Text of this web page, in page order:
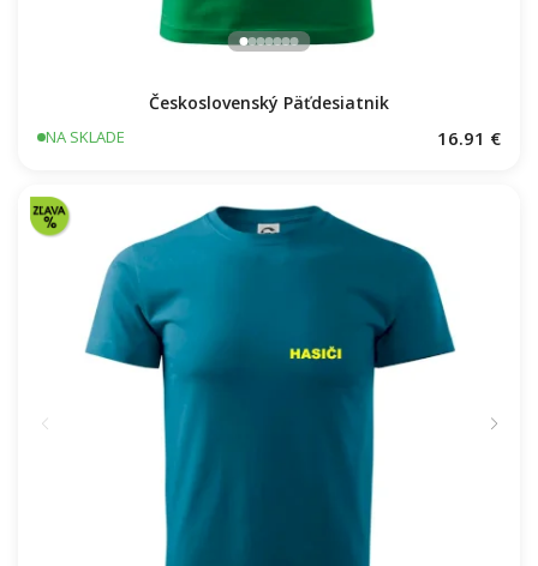
Československý Päťdesiatnik
NA SKLADE 16.91 €